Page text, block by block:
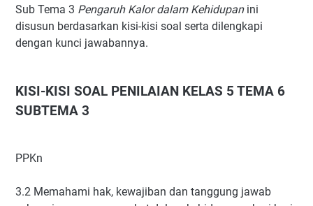
Sub Tema 3 Pengaruh Kalor dalam Kehidupanini
disusun berdasarkan kisi-kisi soal serta dilengkapi
dengan kunci jawabannya.
KISI-KISI SOAL PENILAIAN KELAS 5 TEMA 6
SUBTEMA 3
PPKn
3.2 Memahami hak, kewajiban dan tanggung jawab